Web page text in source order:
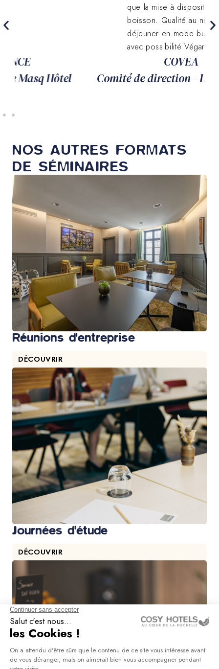
que la mise à disposition de
boisson. Qualité au niveau du
déjeuner en mode buffet
avec possibilité Végan.
Comité de direction - Le Masq Hôtel
NOS AUTRES FORMATS
DE SÉMINAIRES
Réunions d'entreprise
DÉCOUVRIR
Journées d'étude
DÉCOUVRIR